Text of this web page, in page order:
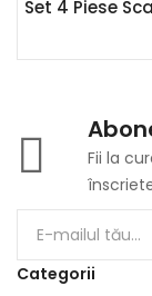
Set 4 Piese
Fii la
Categorii